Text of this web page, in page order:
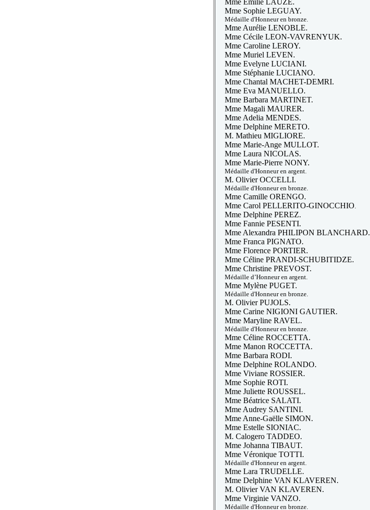
Mme Emilie LAUZE.
Mme Sophie LEGUAY.
Médaille d'Honneur en bronze.
Mme Aurélie LENOBLE.
Mme Cécile LEON-VAVRENYUK.
Mme Caroline LEROY.
Mme Muriel LEVEN.
Mme Evelyne LUCIANI.
Mme Stéphanie LUCIANO.
Mme Chantal MACHET-DEMRI.
Mme Eva MANUELLO.
Mme Barbara MARTINET.
Mme Magali MAURER.
Mme Adelia MENDES.
Mme Delphine MERETO.
M. Mathieu MIGLIORE.
Mme Marie-Ange MULLOT.
Mme Laura NICOLAS.
Mme Marie-Pierre NONY.
Médaille d'Honneur en argent.
M. Olivier OCCELLI.
Médaille d'Honneur en bronze.
Mme Camille ORENGO.
Mme Carol PELLERITO-GINOCCHIO.
Mme Delphine PEREZ.
Mme Fannie PESENTI.
Mme Alexandra PHILIPON BLANCHARD.
Mme Franca PIGNATO.
Mme Florence PORTIER.
Mme Céline PRANDI-SCHUBITIDZE.
Mme Christine PREVOST.
Médaille d’Honneur en argent.
Mme Mylène PUGET.
Médaille d'Honneur en bronze.
M. Olivier PUJOLS.
Mme Carine NIGIONI GAUTIER.
Mme Maryline RAVEL.
Médaille d'Honneur en bronze.
Mme Céline ROCCETTA.
Mme Manon ROCCETTA.
Mme Barbara RODI.
Mme Delphine ROLANDO.
Mme Viviane ROSSIER.
Mme Sophie ROTI.
Mme Juliette ROUSSEL.
Mme Béatrice SALATI.
Mme Audrey SANTINI.
Mme Anne-Gaëlle SIMON.
Mme Estelle SIONIAC.
M. Calogero TADDEO.
Mme Johanna TIBAUT.
Mme Véronique TOTTI.
Médaille d'Honneur en argent.
Mme Lara TRUDELLE.
Mme Delphine VAN KLAVEREN.
M. Olivier VAN KLAVEREN.
Mme Virginie VANZO.
Médaille d'Honneur en bronze.